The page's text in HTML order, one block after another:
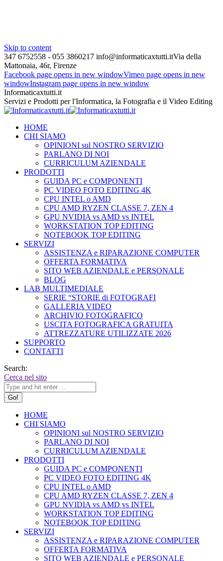
Skip to content
347 6752558 - 055 3860217 info@informaticaxtutti.itVia della
Mattonaia, 46r, Firenze
Facebook page opens in new windowVimeo page opens in new
windowInstagram page opens in new window
Informaticaxtutti.it
Servizi e Prodotti per l'Informatica, la Fotografia e il Video Editing
HOME
CHI SIAMO
OPINIONI sul NOSTRO SERVIZIO
PARLANO DI NOI
CURRICULUM AZIENDALE
PRODOTTI
GUIDA PC e COMPONENTI
PC VIDEO FOTO EDITING 4K
CPU INTEL o AMD
CPU AMD RYZEN CLASSE 7, ZEN 4
GPU NVIDIA vs AMD vs INTEL
WORKSTATION TOP EDITING
NOTEBOOK TOP EDITING
SERVIZI
ASSISTENZA e RIPARAZIONE COMPUTER
OFFERTA FORMATIVA
SITO WEB AZIENDALE e PERSONALE
BLOG
LAB MULTIMEDIALE
SERIE “STORIE di FOTOGRAFI
GALLERIA VIDEO
ARCHIVIO FOTOGRAFICO
USCITA FOTOGRAFICA GRATUITA
ATTREZZATURE UTILIZZATE 2026
SUPPORTO
CONTATTI
Search:
Cerca nel sito
HOME
CHI SIAMO
OPINIONI sul NOSTRO SERVIZIO
PARLANO DI NOI
CURRICULUM AZIENDALE
PRODOTTI
GUIDA PC e COMPONENTI
PC VIDEO FOTO EDITING 4K
CPU INTEL o AMD
CPU AMD RYZEN CLASSE 7, ZEN 4
GPU NVIDIA vs AMD vs INTEL
WORKSTATION TOP EDITING
NOTEBOOK TOP EDITING
SERVIZI
ASSISTENZA e RIPARAZIONE COMPUTER
OFFERTA FORMATIVA
SITO WEB AZIENDALE e PERSONALE